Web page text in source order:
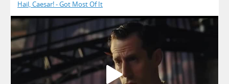
Hail, Caesar! - Got Most Of It